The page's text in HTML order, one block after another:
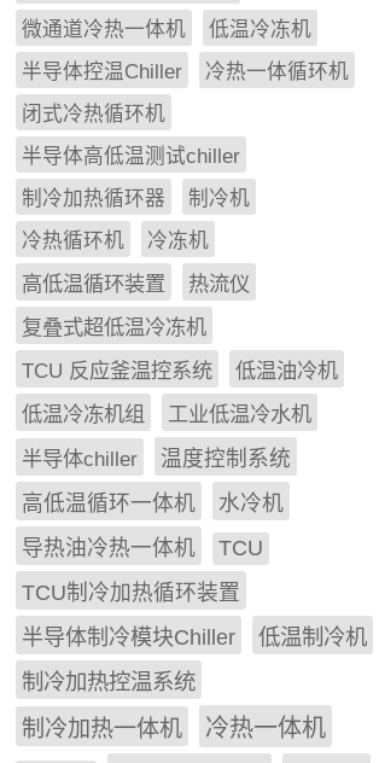
微通道冷热一体机
低温冷冻机
半导体控温Chiller
冷热一体循环机
闭式冷热循环机
半导体高低温测试chiller
制冷加热循环器
制冷机
冷热循环机
冷冻机
高低温循环装置
热流仪
复叠式超低温冷冻机
TCU 反应釜温控系统
低温油冷机
低温冷冻机组
工业低温冷水机
半导体chiller
温度控制系统
高低温循环一体机
水冷机
导热油冷热一体机
TCU
TCU制冷加热循环装置
半导体制冷模块Chiller
低温制冷机
制冷加热控温系统
制冷加热一体机
冷热一体机